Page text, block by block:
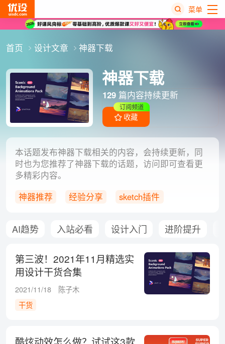
菜单
首页 设计文章 神器下载
神器下载
129 篇内容持续更新
收藏
订阅频道
本话题发布神器下载相关的内容，会持续更新，同
时也为您推荐了神器下载的话题，访问即可查看更
多精彩内容。
神器推荐
经验分享
sketch插件
AI趋势 入站必看 设计入门 进阶提升
第三波！2021年11月精选实
用设计干货合集
2021/11/18
陈子木
干货